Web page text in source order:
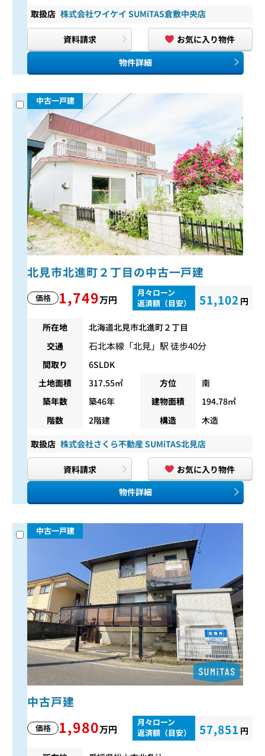
取扱店 株式会社ワイケイ SUMiTAS倉敷中央店
資料請求
お気に入り物件
物件詳細
中古一戸建
北見市北進町２丁目の中古一戸建
価格 1,749万円
月々ローン
返済額（目安）
51,102 円
所在地
北海道北見市北進町２丁目
交通
石北本線 「北見」駅 徒歩40分
間取り
6SLDK
土地面積
317.55㎡ 方位
南
築年数
築46年 建物面積
194.78㎡
階数
2階建 構造 木造
取扱店 株式会社さくら不動産 SUMiTAS北見店
資料請求
お気に入り物件
物件詳細
中古一戸建
中古戸建
価格 1,980万円
月々ローン
返済額（目安）
57,851 円